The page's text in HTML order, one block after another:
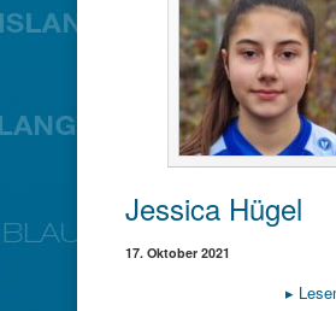
Jessica Hügel
17. Oktober 2021
▸